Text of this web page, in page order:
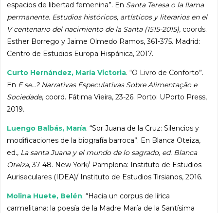
espacios de libertad femenina”. En Santa Teresa o la llama
permanente. Estudios históricos, artísticos y literarios en el
V centenario del nacimiento de la Santa (1515-2015), coords.
Esther Borrego y Jaime Olmedo Ramos, 361-375. Madrid:
Centro de Estudios Europa Hispánica, 2017.
Curto Hernández, María Victoria. “O Livro de Conforto”.
En E se…? Narrativas Especulativas Sobre Alimentação e
Sociedade, coord. Fátima Vieira, 23-26. Porto: UPorto Press,
2019.
Luengo Balbás, María. “Sor Juana de la Cruz: Silencios y
modificaciones de la biografía barroca”. En Blanca Oteiza,
ed., La santa Juana y el mundo de lo sagrado, ed. Blanca
Oteiza, 37-48. New York/ Pamplona: Instituto de Estudios
Auriseculares (IDEA)/ Instituto de Estudios Tirsianos, 2016.
Molina Huete, Belén. “Hacia un corpus de lírica
carmelitana: la poesía de la Madre María de la Santísima